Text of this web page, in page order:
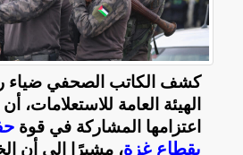
كشف الكاتب الصحفي ضياء
الهيئة العامة للاستعلامات،
اعتزامها المشاركة في قوة
بقطاع غزة، مشيرًا إلى أن